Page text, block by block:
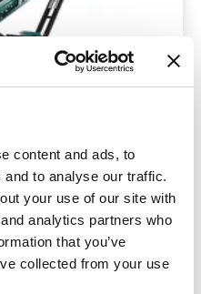
content and ads, to
to analyse our traffic.
your use of our site with
analytics partners who
that you’ve
collected from your use